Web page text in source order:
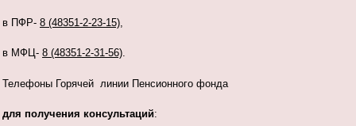
в ПФР- 8 (48351-2-23-15),
в МФЦ- 8 (48351-2-31-56).
Телефоны Горячей линии Пенсионного фонда
для получения консультаций: